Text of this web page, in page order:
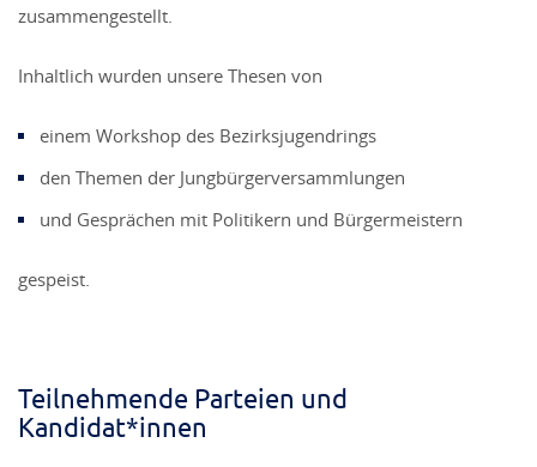
zusammengestellt.
Inhaltlich wurden unsere Thesen von
einem Workshop des Bezirksjugendrings
den Themen der Jungbürgerversammlungen
und Gesprächen mit Politikern und Bürgermeistern
gespeist.
Teilnehmende Parteien und
Kandidat*innen